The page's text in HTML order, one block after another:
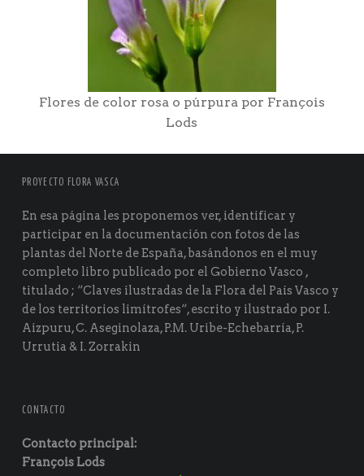
Flores de color rosa o púrpura por François
Lods
PROYECTO FLORA VASCA
En esa página les proponemos ver, identificar y
participar en la documentación con fotos de las
plantas del Norte de España, basándonos en el muy
completo libro publicado por el Gobierno Vasco ,
titulado ; “Claves ilustradas de la Flora del País Vasco y
de los territorios limítrofes“, escrito y ilustrado por I.
Aizpuru, C. Aseginolaza, P.M. Uribe-Echebarría, P.
Urrutia & I. Zorrakin
CONTACTO
Contacto principal:
François Lods